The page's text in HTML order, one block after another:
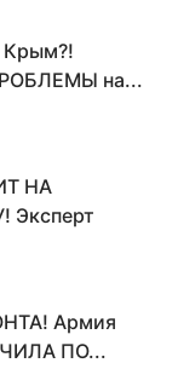
Крым?!
на...
НА
Эксперт
Армия
ПО...